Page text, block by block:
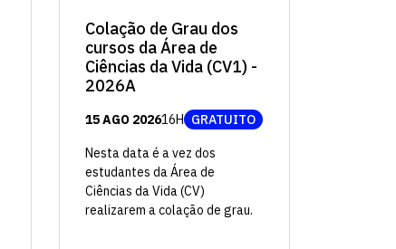
Colação de Grau dos
cursos da Área de
Ciências da Vida (CV1) -
2026A
15 AGO 202616H GRATUITO
Nesta data é a vez dos
estudantes da Área de
Ciências da Vida (CV)
realizarem a colação de grau.